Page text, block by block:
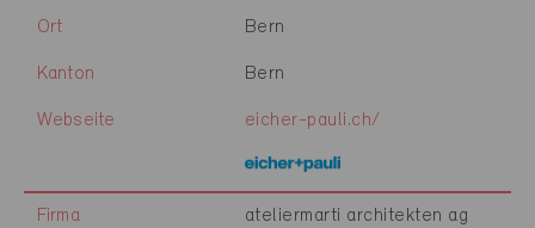
Ort Bern
Kanton Bern
Webseite eicher-pauli.ch/
Firma ateliermarti architekten ag